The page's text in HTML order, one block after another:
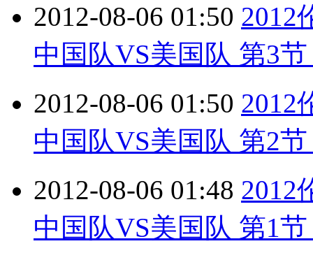
2012-08-06 01:50 2012
中国队VS美国队 第3节
2012-08-06 01:50 2012
中国队VS美国队 第2节
2012-08-06 01:48 2012
中国队VS美国队 第1节